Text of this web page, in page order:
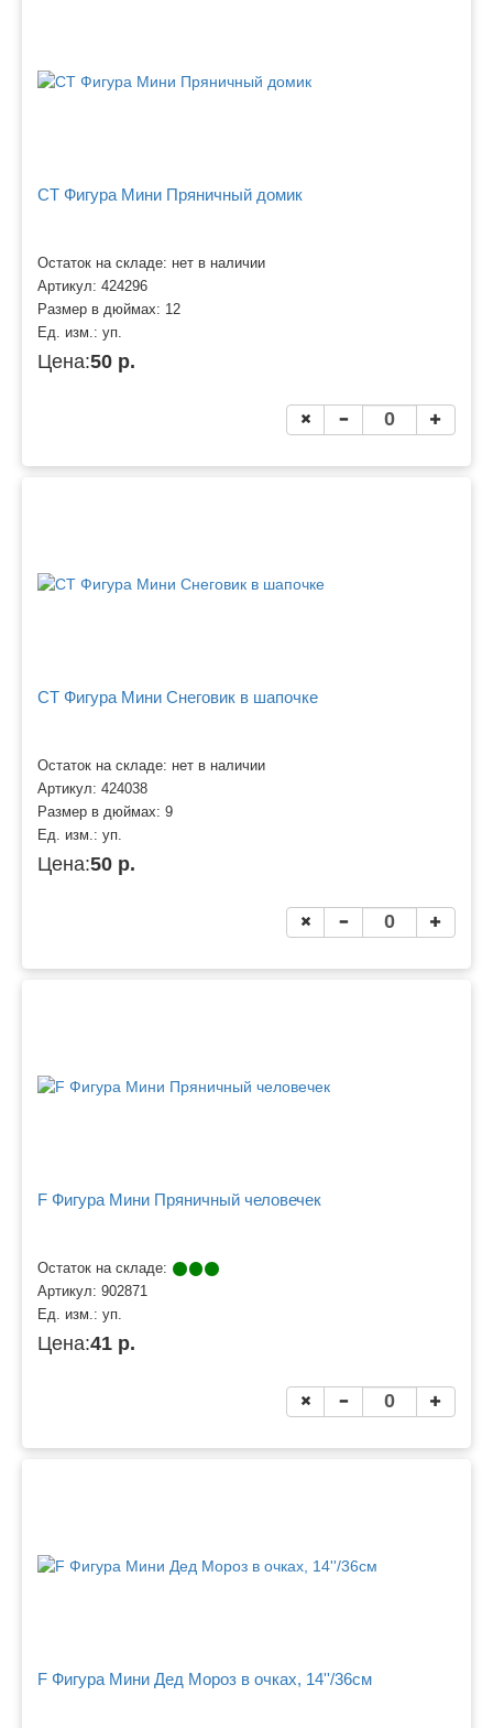
CT Фигура Мини Пряничный домик
Остаток на складе: нет в наличии
Артикул: 424296
Размер в дюймах: 12
Ед. изм.: уп.
Цена:50 р.
CT Фигура Мини Снеговик в шапочке
Остаток на складе: нет в наличии
Артикул: 424038
Размер в дюймах: 9
Ед. изм.: уп.
Цена:50 р.
F Фигура Мини Пряничный человечек
Остаток на складе:
Артикул: 902871
Ед. изм.: уп.
Цена:41 р.
F Фигура Мини Дед Мороз в очках, 14''/36см